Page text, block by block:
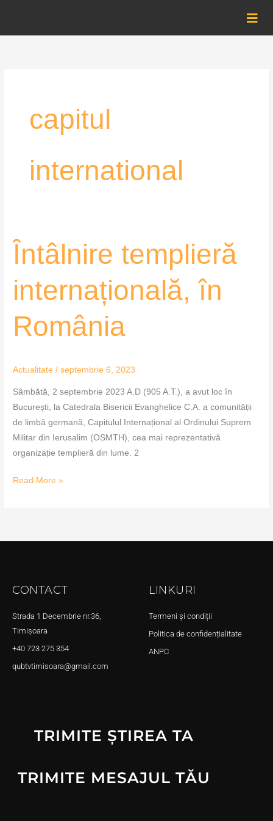
content
capitul
international
Întâlnire templieră
internațională, în
România
Actualitate /septembrie 6, 2023
Sâmbătă, 2 septembrie 2023 A.D (905 A.T.), a avut loc în
București, la Catedrala Bisericii Evanghelice C.A. a comunității
de limbă germană, Capitulul Internațional al Ordinului Suprem
Militar din Ierusalim (OSMTH), cea mai reprezentativă
organizație templieră din lume. 2
Întâlnire
templieră
Read More »
CONTACT
Strada 1 Decembrie nr.36,
Timișoara
+40 723 275 354
qubtvtimisoara@gmail.com
LINKURI
Termeni și condiții
Politica de confidențialitate
ANPC
TRIMITE ȘTIREA TA
TRIMITE MESAJUL TĂU